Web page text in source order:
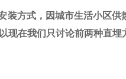
方式，因城市生活小区供
在我们只讨论前两种直埋